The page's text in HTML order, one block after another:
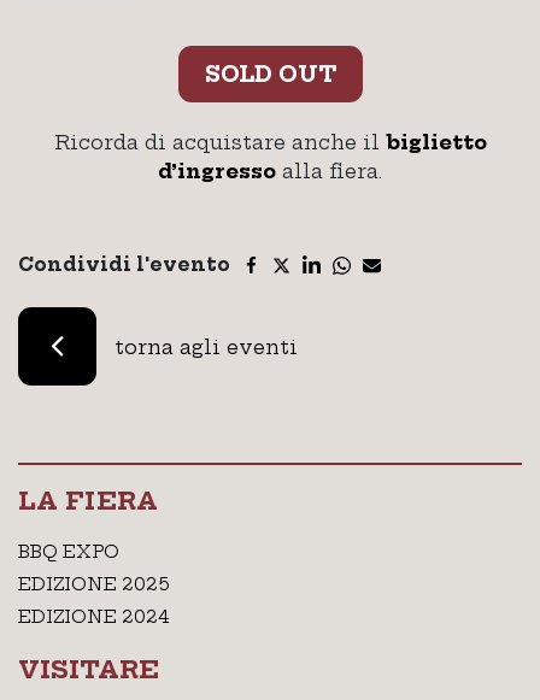
SOLD OUT
Ricorda di acquistare anche il biglietto
d’ingresso alla fiera.
Condividi l'evento
torna agli eventi
LA FIERA
BBQ EXPO
EDIZIONE 2025
EDIZIONE 2024
VISITARE